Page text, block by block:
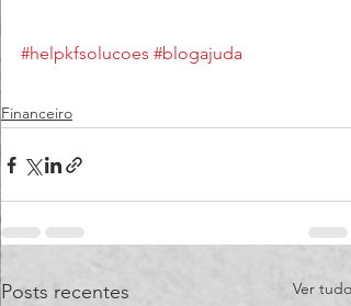
#helpkfsolucoes #blogajuda
Financeiro
Posts recentes Ver tudo